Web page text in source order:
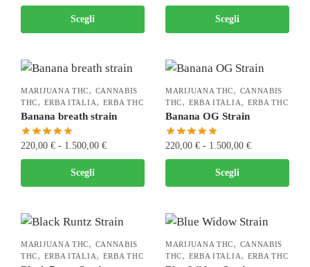
Scegli Scegli
MARIJUANA THC, CANNABIS
THC, ERBA ITALIA, ERBA THC
Banana breath strain
220,00 € - 1.500,00 €
Scegli
MARIJUANA THC, CANNABIS
THC, ERBA ITALIA, ERBA THC
Banana OG Strain
220,00 € - 1.500,00 €
Scegli
MARIJUANA THC, CANNABIS
THC, ERBA ITALIA, ERBA THC
MARIJUANA THC, CANNABIS
THC, ERBA ITALIA, ERBA THC